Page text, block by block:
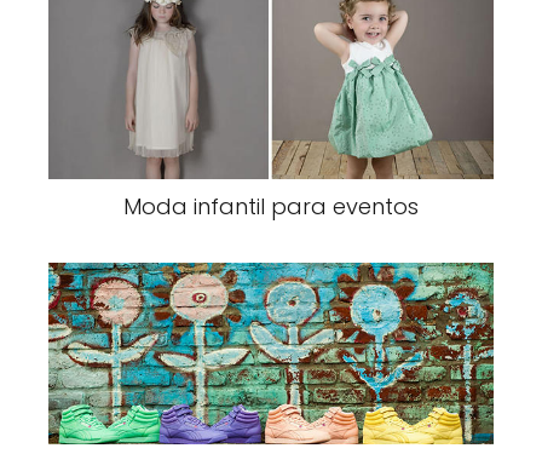
Moda infantil para eventos